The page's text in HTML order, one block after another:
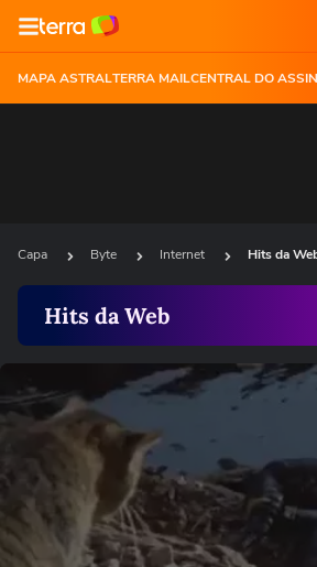
MAPA ASTRALTERRA MAILCENTRAL DO
Capa Byte Internet Hits da
Hits da Web